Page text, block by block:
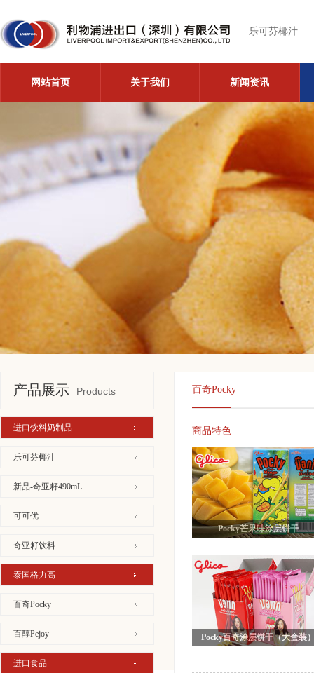
乐可芬椰汁
网站首页 关于我们 新闻资讯
产品展示 Products
进口饮料奶制品
乐可芬椰汁
新品-奇亚籽490mL
可可优
奇亚籽饮料
泰国格力高
百奇Pocky
百醇Pejoy
进口食品
百奇Pocky
商品特色
Pocky芒果味涂层饼干
Pocky百奇涂层饼干（大盒装